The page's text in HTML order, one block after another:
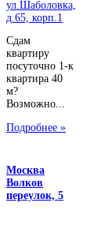
Сдам
квартиру
посуточно 1-к
квартира 40
м?
Возможно...
Подробнее »
Москва
Волков
переулок, 5